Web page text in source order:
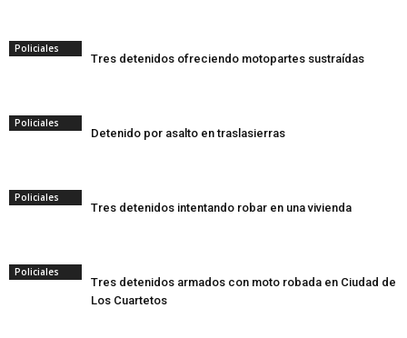
Policiales
Tres detenidos ofreciendo motopartes sustraídas
Policiales
Detenido por asalto en traslasierras
Policiales
Tres detenidos intentando robar en una vivienda
Policiales
Tres detenidos armados con moto robada en Ciudad de
Los Cuartetos